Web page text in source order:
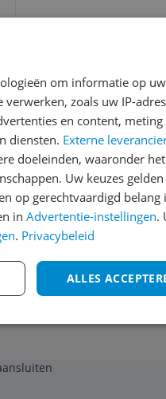
om informatie op uw
zoals uw IP-
en content, meting
diensten. Externe
doeleinden, waaronder het
Uw keuzes
op gerechtvaardigd belang
in Advertentie-instellingen.
. Privacybeleid
ALLES